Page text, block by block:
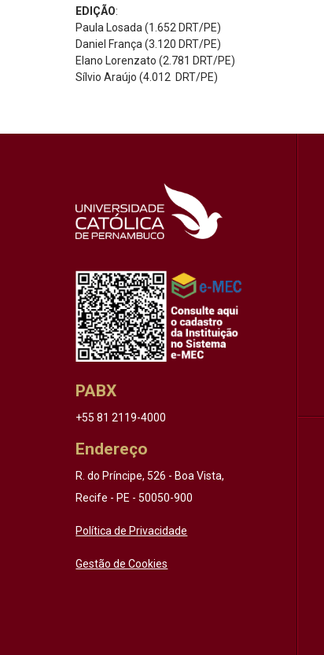
EDIÇÃO:
Paula Losada (1.652 DRT/PE)
Daniel França (3.120 DRT/PE)
Elano Lorenzato (2.781 DRT/PE)
Sílvio Araújo (4.012 DRT/PE)
PABX
+55 81 2119-4000
Endereço
R. do Príncipe, 526 - Boa Vista,
Recife - PE - 50050-900
Política de Privacidade
Gestão de Cookies